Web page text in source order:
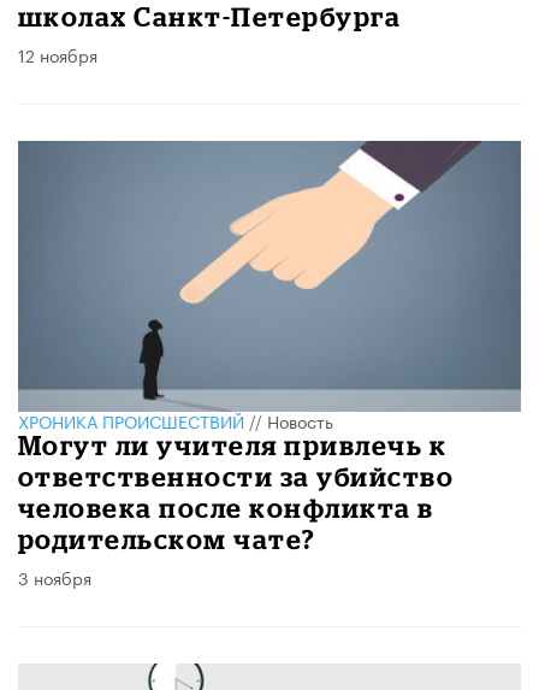
школах Санкт-Петербурга
12 ноября
ХРОНИКА ПРОИСШЕСТВИЙ//Новость
Могут ли учителя привлечь к
ответственности за убийство
человека после конфликта в
родительском чате?
3 ноября